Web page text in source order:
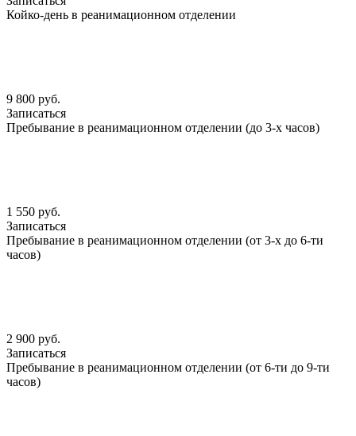
Койко-день в реанимационном отделении
9 800 руб.
Записаться
Пребывание в реанимационном отделении (до 3-х часов)
1 550 руб.
Записаться
Пребывание в реанимационном отделении (от 3-х до 6-ти
часов)
2 900 руб.
Записаться
Пребывание в реанимационном отделении (от 6-ти до 9-ти
часов)